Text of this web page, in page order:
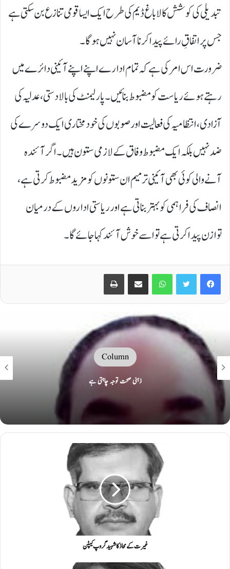
تبدیلی کی کوشش کالاباغ ڈیم کی طرح ایک ایسا قومی تنازع بن سکتی ہے
جس پر اتفاقِ رائے پیدا کرنا آسان نہیں ہوگا۔
ضرورت اس امر کی ہے کہ تمام ادارے اپنے اپنے آئینی دائرے میں
رہتے ہوئے ریاست کو مضبوط بنائیں۔ پارلیمنٹ کی بالادستی، عدلیہ کی
آزادی، انتظامیہ کی فعالیت اور صوبوں کی خودمختاری ایک دوسرے کی
ضد نہیں بلکہ ایک مضبوط وفاق کے لازمی ستون ہیں۔ اگر آئندہ
آنے والی کوئی بھی آئینی ترمیم ان ستونوں کو مزید مضبوط کرتی ہے،
انصاف کی فراہمی کو بہتر بناتی ہے اور ریاستی اداروں کے درمیان
توازن پیدا کرتی ہے تو اسے خوش آئند کہا جائے گا۔
Facebook
Twitter
WhatsApp
Share via Email
Print
Column
’’ ٹک ٹاک۔۔۔ اقتدار کی گھڑی بج چکی
غیرت کے محاذ کا شہید گروپ کیپٹن